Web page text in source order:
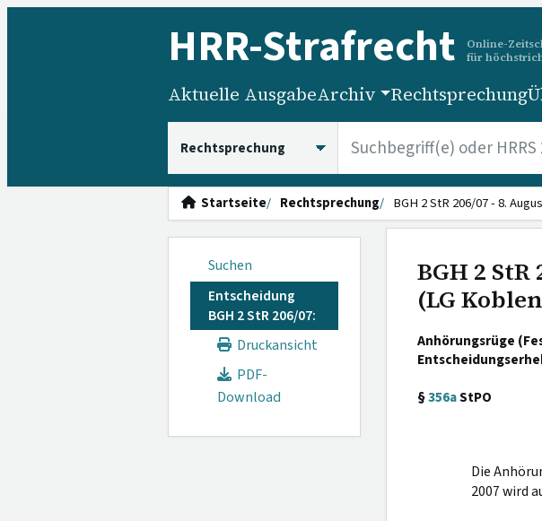
HRR-Strafrecht
Online-
für
Aktuelle AusgabeArchiv Rechtsprechung
Startseite Rechtsprechung BGH 2 StR 206/07 - 8.
Suchen
Entscheidung
BGH 2 StR 206/07:
Druckansicht
PDF-
Download
BGH 2
(LG
Anhörungsrüge
§356aStPO
Die
2007 wird